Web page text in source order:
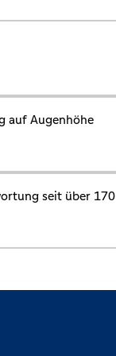
auf Augenhöhe
seit über 170